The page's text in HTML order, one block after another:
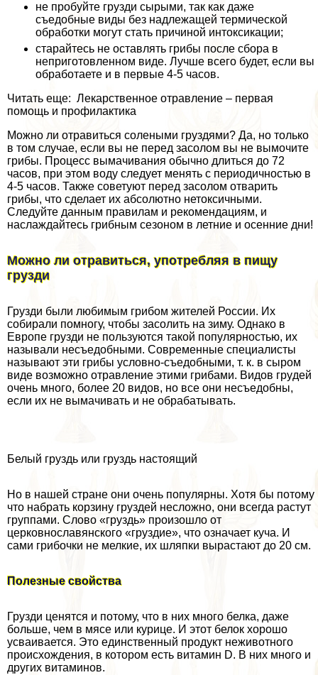
не пробуйте грузди сырыми, так как даже
съедобные виды без надлежащей термической
обработки могут стать причиной интоксикации;
старайтесь не оставлять грибы после сбора в
неприготовленном виде. Лучше всего будет, если вы
обработаете и в первые 4-5 часов.
Читать еще: Лекарственное отравление – первая
помощь и профилактика
Можно ли отравиться солеными груздями? Да, но только
в том случае, если вы не перед засолом вы не вымочите
грибы. Процесс вымачивания обычно длиться до 72
часов, при этом воду следует менять с периодичностью в
4-5 часов. Также советуют перед засолом отварить
грибы, что сделает их абсолютно нетоксичными.
Следуйте данным правилам и рекомендациям, и
наслаждайтесь грибным сезоном в летние и осенние дни!
Можно ли отравиться, употрeбляя в пищу
грузди
Грузди были любимым грибом жителей России. Их
собирали помногу, чтобы засолить на зиму. Однако в
Европе грузди не пользуются такой популярностью, их
называли несъедобными. Современные специалисты
называют эти грибы условно-съедобными, т. к. в сыром
виде возможно отравление этими грибами. Видов гpyдей
очень много, более 20 видов, но все они несъедобны,
если их не вымачивать и не обpaбатывать.
Белый груздь или груздь настоящий
Но в нашей стране они очень популярны. Хотя бы потому
что набрать корзину груздей несложно, они всегда растут
группами. Слово «груздь» произошло от
церковнославянского «груздие», что означает куча. И
сами грибочки не мелкие, их шляпки вырастают до 20 см.
Полезные свойства
Грузди ценятся и потому, что в них много белка, даже
больше, чем в мясе или курице. И этот белок хорошо
усваивается. Это единственный продукт неживотного
происхождения, в котором есть витамин D. В них много и
других витаминов.